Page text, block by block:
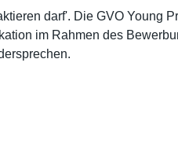
darf'. Die GVO Young
im Rahmen des